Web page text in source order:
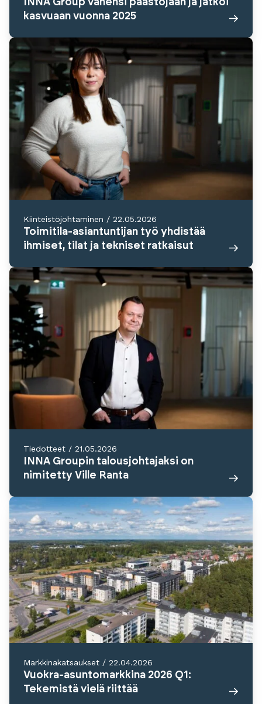
INNA Group vähensi päästöjään ja jatkoi
kasvuaan vuonna 2025
Kiinteistöjohtaminen / 22.05.2026
Toimitila-asiantuntijan työ yhdistää
ihmiset, tilat ja tekniset ratkaisut
Tiedotteet / 21.05.2026
INNA Groupin talousjohtajaksi on
nimitetty Ville Ranta
Markkinakatsaukset / 22.04.2026
Vuokra-asuntomarkkina 2026 Q1:
Tekemistä vielä riittää